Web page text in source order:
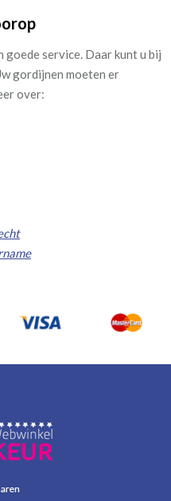
service. Daar kunt u bij
gordijnen moeten er
over: